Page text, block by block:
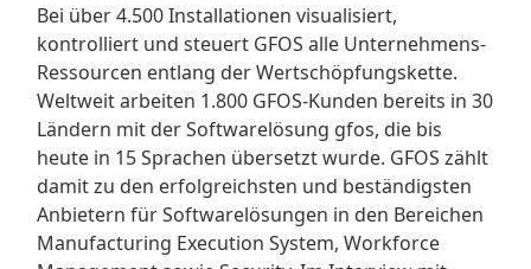
Bei über 4.500 Installationen visualisiert,
kontrolliert und steuert GFOS alle Unternehmens-
Ressourcen entlang der Wertschöpfungskette.
Weltweit arbeiten 1.800 GFOS-Kunden bereits in 30
Ländern mit der Softwarelösung gfos, die bis
heute in 15 Sprachen übersetzt wurde. GFOS zählt
damit zu den erfolgreichsten und beständigsten
Anbietern für Softwarelösungen in den Bereichen
Manufacturing Execution System, Workforce